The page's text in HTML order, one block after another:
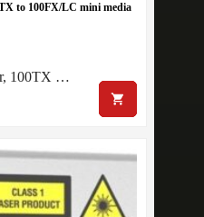
to 100FX/LC mini media
100TX …